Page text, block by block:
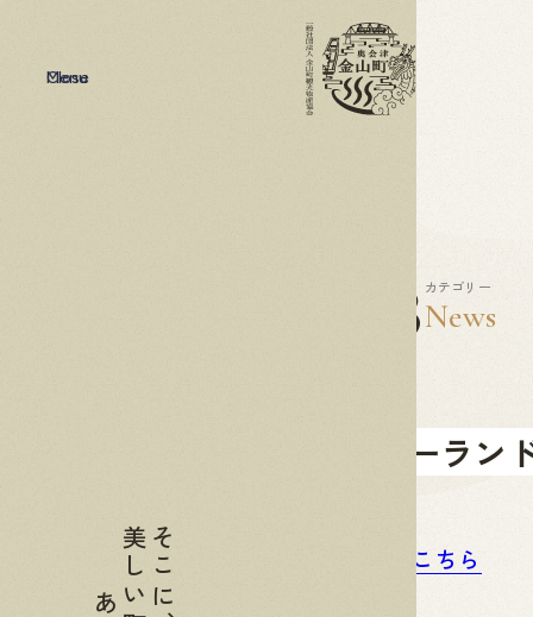
03.23 カテゴリー
News
フェアリーラ
関連リンクはこちら
そこに、
Menu
Close